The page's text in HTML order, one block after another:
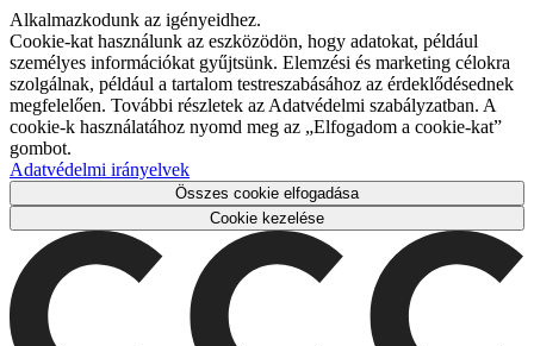
Alkalmazkodunk az igényeidhez.
Cookie-kat használunk az eszközödön, hogy adatokat, például
személyes információkat gyűjtsünk. Elemzési és marketing célokra
szolgálnak, például a tartalom testreszabásához az érdeklődésednek
megfelelően. További részletek az Adatvédelmi szabályzatban. A
cookie-k használatához nyomd meg az „Elfogadom a cookie-kat”
gombot.
Adatvédelmi irányelvek
Összes cookie elfogadása
Cookie kezelése